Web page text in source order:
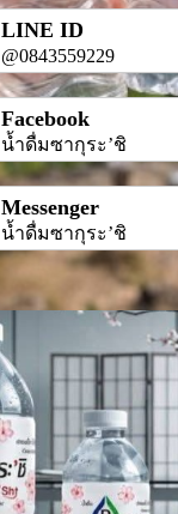
LINE ID
@0843559229
Facebook
น้ำดื่มซากุระ’ชิ
Messenger
น้ำดื่มซากุระ’ชิ